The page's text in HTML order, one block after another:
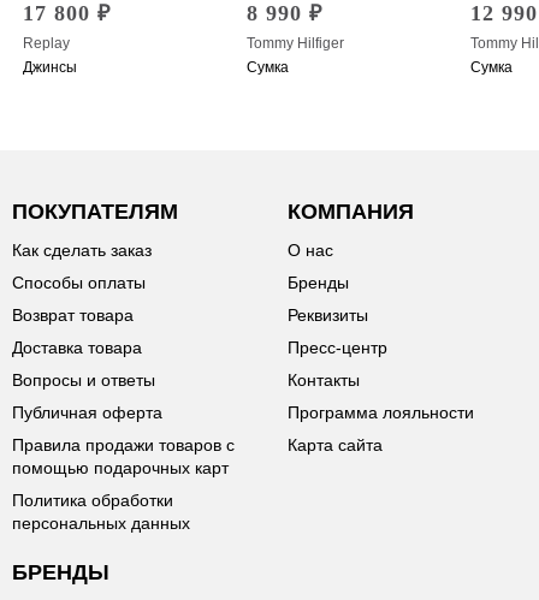
17 800 ₽
Replay
Джинсы
8 990 ₽
Tommy Hilfiger
Сумка
12
Tommy
Сумка
ПОКУПАТЕЛЯМ
Как сделать заказ
Способы оплаты
Возврат товара
Доставка товара
Вопросы и ответы
Публичная оферта
Правила продажи товаров с
помощью подарочных карт
Политика обработки
персональных данных
КОМПАНИЯ
О нас
Бренды
Реквизиты
Пресс-центр
Контакты
Программа лояльности
Карта сайта
БРЕНДЫ